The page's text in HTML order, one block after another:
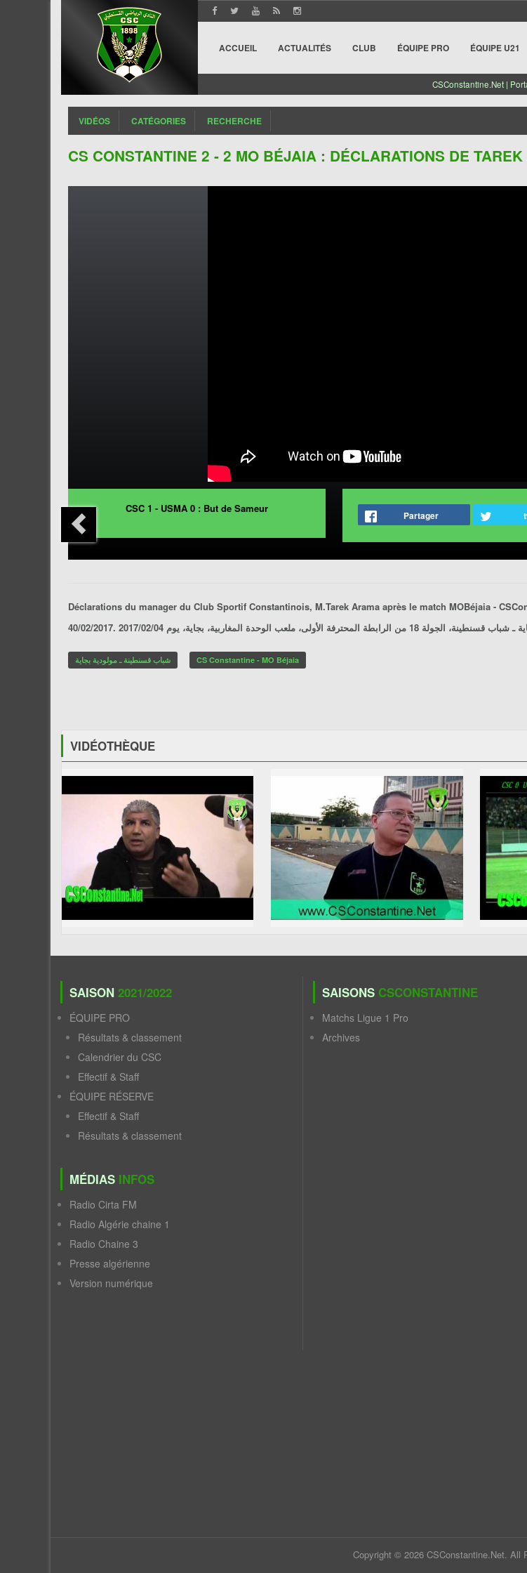
ACCUEIL ACTUALITÉS CLUB ÉQUIPE PRO ÉQUIPE U21
CSConstantine.Net |
VIDÉOS CATÉGORIES RECHERCHE
CS CONSTANTINE 2 - 2 MO BÉJAIA : DÉCLARATIONS DE
CSC 1 - USMA 0 : But de Sameur
Partager
Déclarations du manager du Club Sportif Constantinois, M.Tarek Arama après le match MOBéjaia -
ـ شباب قسنطينة
شباب قسنطينة ـ مولودية بجاية CS Constantine - MO Béjaia
VIDÉOTHÈQUE
SAISON 2021/2022
ÉQUIPE PRO
Résultats & classement
Calendrier du CSC
Effectif & Staff
ÉQUIPE RÉSERVE
Effectif & Staff
Résultats & classement
MÉDIAS INFOS
Radio Cirta FM
Radio Algérie chaine 1
Radio Chaine 3
Presse algérienne
Version numérique
SAISONS CSCONSTANTINE
Matchs Ligue 1 Pro
Archives
Copyright © 2026 CSConstantine.Net. All